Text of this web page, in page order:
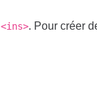
<ins>. Pour créer